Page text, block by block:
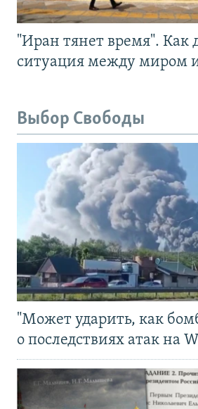
"Иран тянет время". Как
ситуация между миром
Выбор Свободы
"Может ударить, как
о последствиях атак на